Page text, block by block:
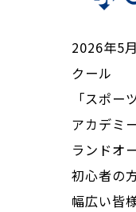
2026年5
クール
「スポー
アカデミ
ランドオ
初心者の
幅広い皆